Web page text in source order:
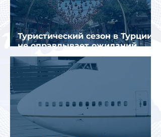
Туристический сезон в Турции
не оправдывает ожиданий
отрасли